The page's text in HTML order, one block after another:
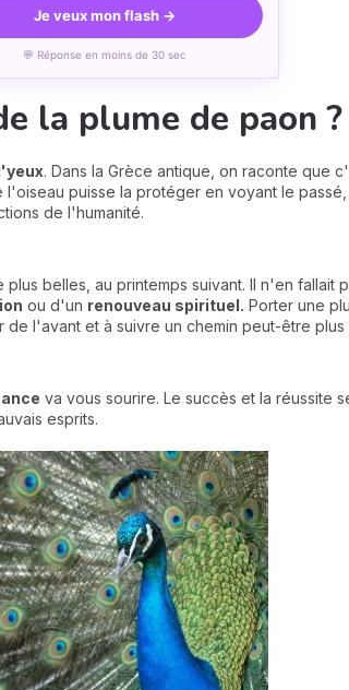
Je veux mon flash →
💬 Réponse en moins de 30 sec
la plume de paon ?
. Dans la Grèce antique, on raconte que
puisse la protéger en voyant le
de l'humanité.
belles, au printemps suivant. Il n'en fallait
ou d'un renouveau spirituel. Porter une
l'avant et à suivre un chemin peut-être plus
va vous sourire. Le succès et la réussite
esprits.